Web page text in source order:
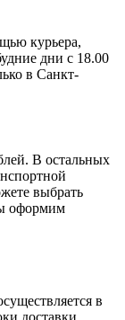
курьера,
дни с 18.00
в Санкт-
В остальных
выбрать
оформим
в
доставки